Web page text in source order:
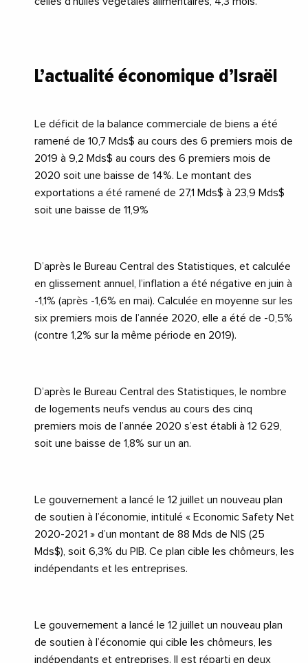
L’actualité économique d’Israël
Le déficit de la balance commerciale de biens a été
ramené de 10,7 Mds$ au cours des 6 premiers mois de
2019 à 9,2 Mds$ au cours des 6 premiers mois de
2020 soit une baisse de 14%. Le montant des
exportations a été ramené de 27,1 Mds$ à 23,9 Mds$
soit une baisse de 11,9%
D’après le Bureau Central des Statistiques, et calculée
en glissement annuel, l’inflation a été négative en juin à
-1,1% (après -1,6% en mai). Calculée en moyenne sur les
six premiers mois de l’année 2020, elle a été de -0,5%
(contre 1,2% sur la même période en 2019).
D’après le Bureau Central des Statistiques, le nombre
de logements neufs vendus au cours des cinq
premiers mois de l’année 2020 s’est établi à 12 629,
soit une baisse de 1,8% sur un an.
Le gouvernement a lancé le 12 juillet un nouveau plan
de soutien à l’économie, intitulé « Economic Safety Net
2020-2021 » d’un montant de 88 Mds de NIS (25
Mds$), soit 6,3% du PIB. Ce plan cible les chômeurs, les
indépendants et les entreprises.
Le gouvernement a lancé le 12 juillet un nouveau plan
de soutien à l’économie qui cible les chômeurs, les
indépendants et entreprises. Il est réparti en deux